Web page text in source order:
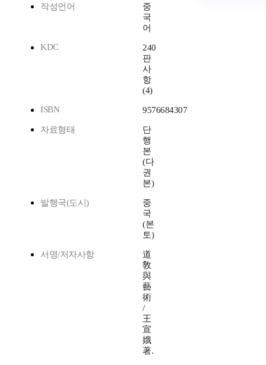
작성언어
중
국
어
KDC
240
판
사
항
(4)
ISBN
9576684307
자료형태
단
행
본
(다
권
본)
발행국(도시)
중
국
(본
토)
서명/저자사항
道
敎
與
藝
術
/
王
宣
娥
著.